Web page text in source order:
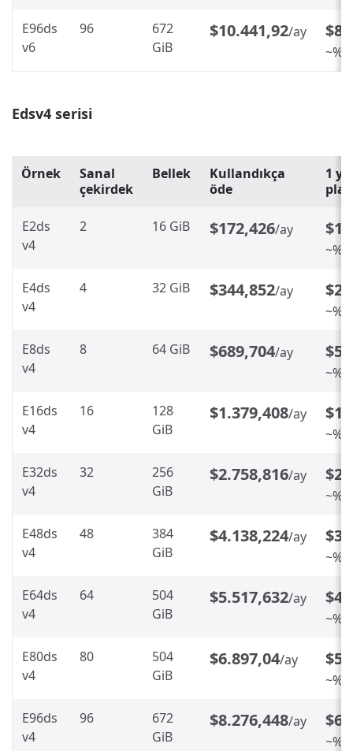
E96ds
v6
96
672
GiB
$10.441,92/ay
Edsv4 serisi
Örnek
Sanal
çekirdek
Bellek
Kullandıkça
öde
1
plan
E2ds
v4
2 16 GiB $172,426/ay
E4ds
v4
4 32 GiB $344,852/ay
E8ds
v4
8 64 GiB $689,704/ay
E16ds
v4
16
128
GiB
$1.379,408/ay
E32ds
v4
32
256
GiB
$2.758,816/ay
E48ds
v4
48
384
GiB
$4.138,224/ay
E64ds
v4
64
504
GiB
$5.517,632/ay
E80ds
v4
80
504
GiB
$6.897,04/ay
E96ds
v4
96
672
GiB
$8.276,448/ay